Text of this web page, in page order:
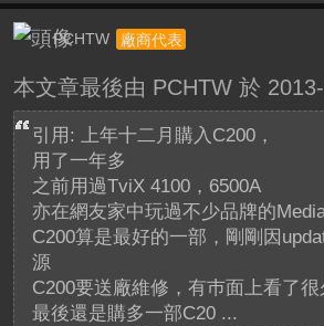
PCHTW 廠商代表
本文章最後由 PCHTW 於
引用: 上年十二月購入C200，
用了一年多
之前用過TviX 4100，6500A
亦在網友家中玩過不少品牌的
C200算是最好的一部，剛剛因
源
C200要送廠維修，有巿面上看了很
最後還是購多一部C20 ...